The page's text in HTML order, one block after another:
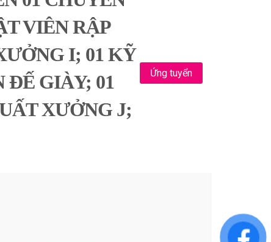
VIÊN RẬP
I; 01 KỸ
ĐẾ GIÀY; 01
XƯỞNG J;
Ứng tuyển